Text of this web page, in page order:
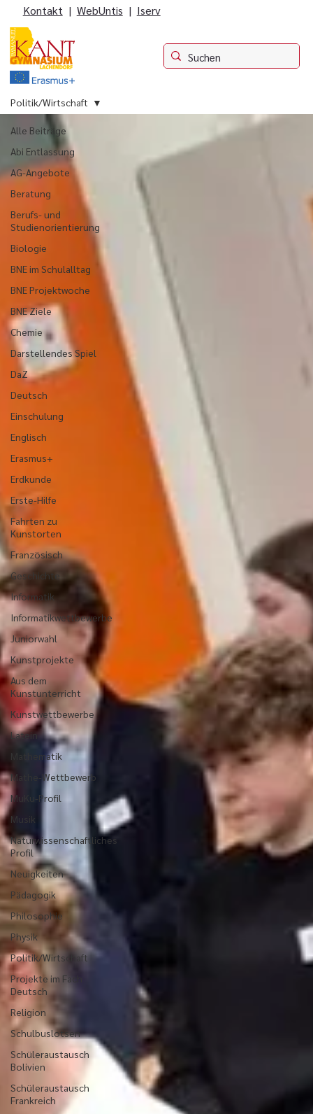
Kontakt | WebUntis | Iserv
Alle Beiträge
Abi Entlassung
AG-Angebote
Beratung
Berufs- und
Studienorientierung
Biologie
BNE im Schulalltag
BNE Projektwoche
BNE Ziele
Chemie
Darstellendes Spiel
DaZ
Deutsch
Einschulung
Englisch
Erasmus+
Erdkunde
Erste-Hilfe
Fahrten zu
Kunstorten
Französisch
Geschichte
Informatik
Informatikwettbewerbe
Juniorwahl
Kunstprojekte
Aus dem
Kunstunterricht
Kunstwettbewerbe
Latein
Mathematik
Mathe-Wettbewerb
MuKu-Profil
Musik
Naturwissenschaftliches
Profil
Neuigkeiten
Pädagogik
Philosophie
Physik
Politik/Wirtschaft
Projekte im Fach
Deutsch
Religion
Schulbuslotsen
Schüleraustausch
Bolivien
Schüleraustausch
Frankreich
Politik/Wirtschaft